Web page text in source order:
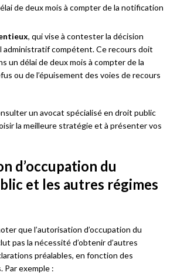
de deux mois à compter de la notification
, qui vise à contester la décision
administratif compétent. Ce recours doit
un délai de deux mois à compter de la
ou de l’épuisement des voies de recours
un avocat spécialisé en droit public
la meilleure stratégie et à présenter vos
d’occupation du
et les autres régimes
que l’autorisation d’occupation du
pas la nécessité d’obtenir d’autres
préalables, en fonction des
Par exemple :